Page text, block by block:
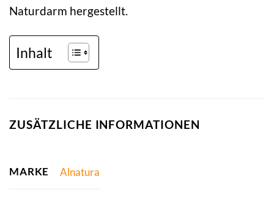
Naturdarm hergestellt.
Inhalt
ZUSÄTZLICHE INFORMATIONEN
MARKE Alnatura